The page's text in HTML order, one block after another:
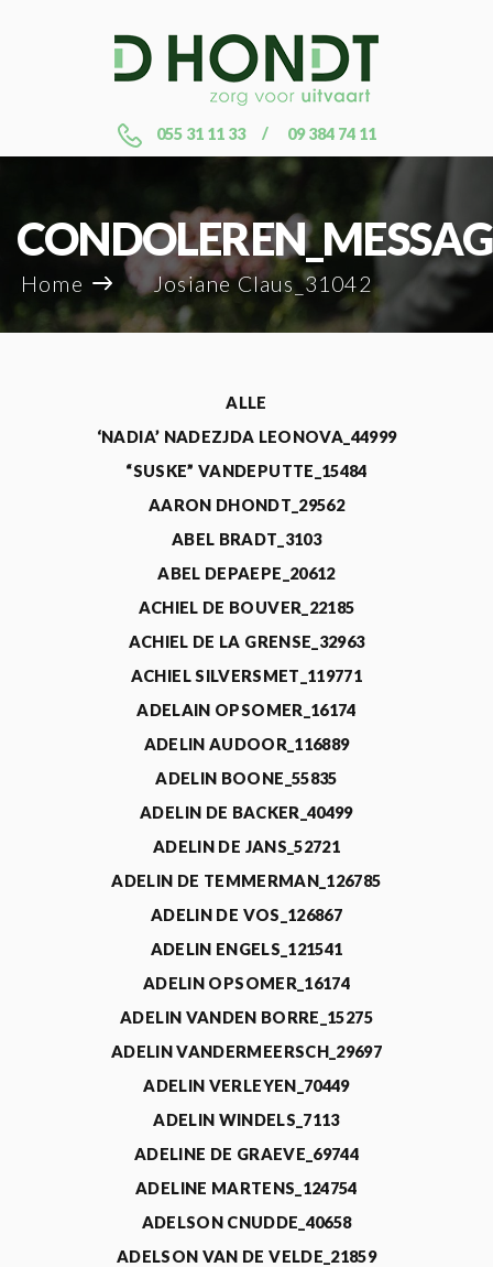
055 31 11 33 09 384 74 11
Home Josiane Claus_31042
ALLE
‘NADIA’ NADEZJDA LEONOVA_44999
“SUSKE” VANDEPUTTE_15484
AARON DHONDT_29562
ABEL BRADT_3103
ABEL DEPAEPE_20612
ACHIEL DE BOUVER_22185
ACHIEL DE LA GRENSE_32963
ACHIEL SILVERSMET_119771
ADELAIN OPSOMER_16174
ADELIN AUDOOR_116889
ADELIN BOONE_55835
ADELIN DE BACKER_40499
ADELIN DE JANS_52721
ADELIN DE TEMMERMAN_126785
ADELIN DE VOS_126867
ADELIN ENGELS_121541
ADELIN OPSOMER_16174
ADELIN VANDEN BORRE_15275
ADELIN VANDERMEERSCH_29697
ADELIN VERLEYEN_70449
ADELIN WINDELS_7113
ADELINE DE GRAEVE_69744
ADELINE MARTENS_124754
ADELSON CNUDDE_40658
ADELSON VAN DE VELDE_21859